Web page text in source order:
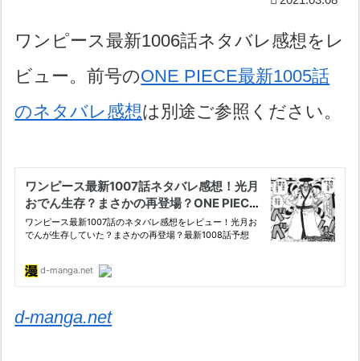
ワンピース最新1006話ネタバレ感想をレ
ビュー。前号のONE PIECE最新1005話
のネタバレ感想は別途ご参照ください。
d-manga.net